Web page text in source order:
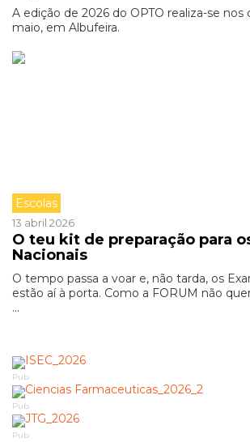
A edição de 2026 do OPTO realiza-se nos
maio, em Albufeira.
Escolas
13 abril 2026
O teu kit de preparação para
Nacionais
O tempo passa a voar e, não tarda, os
estão aí à porta. Como a FORUM não
...
Pub
Pub
Pub